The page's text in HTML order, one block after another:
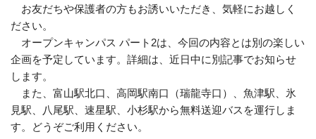
お友だちや保護者の方もお誘いいただき、気軽にお越しく
ださい。
オープンキャンパス パート2は、今回の内容とは別の楽しい
企画を予定しています。詳細は、近日中に別記事でお知らせ
します。
また、富山駅北口、高岡駅南口（瑞龍寺口）、魚津駅、氷
見駅、八尾駅、速星駅、小杉駅から無料送迎バスを運行しま
す。どうぞご利用ください。